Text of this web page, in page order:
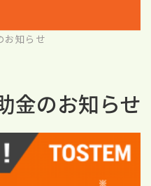
お知らせ
金のお知らせ